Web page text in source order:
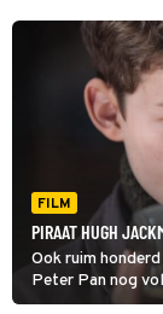
FILM
PIRAAT HUGH
Ook ruim
Peter Pan nog
fantasyfilm Pan